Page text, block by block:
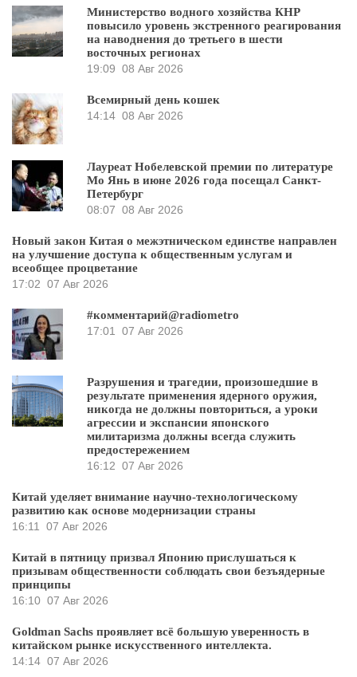
Министерство водного хозяйства КНР
повысило уровень экстренного реагирования
на наводнения до третьего в шести
восточных регионах
19:09 08 Авг 2026
Всемирный день кошек
14:14 08 Авг 2026
Лауреат Нобелевской премии по литературе
Мо Янь в июне 2026 года посещал Санкт-
Петербург
08:07 08 Авг 2026
Новый закон Китая о межэтническом единстве направлен
на улучшение доступа к общественным услугам и
всеобщее процветание
17:02 07 Авг 2026
#комментарий@radiometro
17:01
07 Авг 2026
Разрушения и трагедии, произошедшие в
результате применения ядерного оружия,
никогда не должны повториться, а уроки
агрессии и экспансии японского
милитаризма должны всегда служить
предостережением
16:12 07 Авг 2026
Китай уделяет внимание научно-технологическому
развитию как основе модернизации страны
16:11
07 Авг 2026
Китай в пятницу призвал Японию прислушаться к
призывам общественности соблюдать свои безъядерные
принципы
16:10 07 Авг 2026
Goldman Sachs проявляет всё большую уверенность в
китайском рынке искусственного интеллекта.
14:14 07 Авг 2026